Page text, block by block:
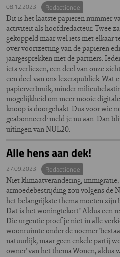
08.12.2023 Redactioneel
Dit is het laatste papieren nummer
activiteit als hoofdredacteur. Twee
gekoppeld maar wel iets met elkaar
over voortzetting van de papieren
jaargesprekken met de partners.
iets verliezen, een deel van onze
een deel van ons lezerspubliek. Wat
papierverbruik, minder
mogelijkheid om meer mooie
knoop is doorgehakt. Dus voor wie
geabonneerd: meld je nu aan. Dan
uitingen van NUL20.
Alle hens aan dek!
27.09.2023 Redactioneel
Niet klimaatverandering,
armoedebestrijding zou volgens de
het belangrijkste thema moeten zijn
Dat is het woningtekort! Aldus een
Die urgentie proef je niet in alle
woonruimte onder de noemer
natuurlijk, maar geen enkele partij
owner' van het thema Wonen, aldus